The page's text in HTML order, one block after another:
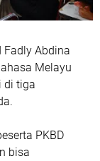
Abdina
Melayu
di tiga
PKBD
bisa